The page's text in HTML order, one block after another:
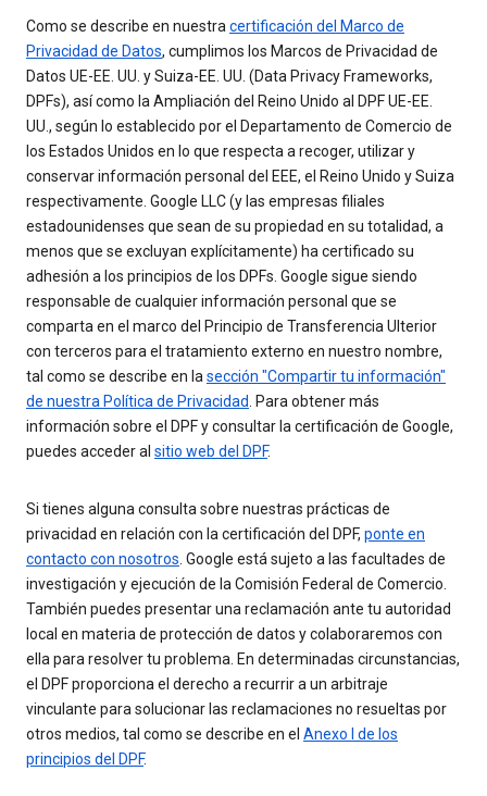
Como se describe en nuestracertificación del Marco de
Privacidad de Datos, cumplimos los Marcos de Privacidad de
Datos UE-EE. UU. y Suiza-EE. UU. (Data Privacy Frameworks,
DPFs), así como la Ampliación del Reino Unido al DPF UE-EE.
UU., según lo establecido por el Departamento de Comercio de
los Estados Unidos en lo que respecta a recoger, utilizar y
conservar información personal del EEE, el Reino Unido y Suiza
respectivamente. Google LLC (y las empresas filiales
estadounidenses que sean de su propiedad en su totalidad, a
menos que se excluyan explícitamente) ha certificado su
adhesión a los principios de los DPFs. Google sigue siendo
responsable de cualquier información personal que se
comparta en el marco del Principio de Transferencia Ulterior
con terceros para el tratamiento externo en nuestro nombre,
tal como se describe en lasección "Compartir tu información"
de nuestra Política de Privacidad. Para obtener más
información sobre el DPF y consultar la certificación de Google,
puedes acceder al sitio web del DPF.
Si tienes alguna consulta sobre nuestras prácticas de
privacidad en relación con la certificación del DPF, ponte en
contacto con nosotros. Google está sujeto a las facultades de
investigación y ejecución de la Comisión Federal de Comercio.
También puedes presentar una reclamación ante tu autoridad
local en materia de protección de datos y colaboraremos con
ella para resolver tu problema. En determinadas circunstancias,
el DPF proporciona el derecho a recurrir a un arbitraje
vinculante para solucionar las reclamaciones no resueltas por
otros medios, tal como se describe en el Anexo I de los
principios del DPF.